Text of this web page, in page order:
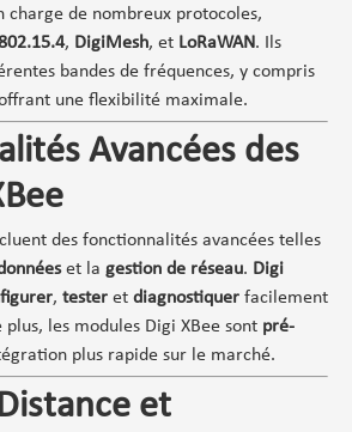
charge de nombreux protocoles,
, DigiMesh, et LoRaWAN. Ils
bandes de fréquences, y compris
une flexibilité maximale.
Avancées des
des fonctionnalités avancées telles
et la gestion de réseau. Digi
, tester et diagnostiquer facilement
plus, les modules Digi XBee sont pré-
plus rapide sur le marché.
et